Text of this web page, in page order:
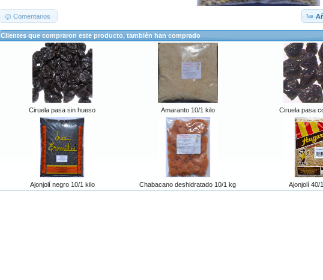
Comentarios
Clientes que compraron este producto, también han comprado
Ciruela pasa sin hueso Amaranto 10/1 kilo Ciruela pasa
Ajonjolí negro 10/1 kilo Chabacano deshidratado 10/1 kg Ajonjolí 40/